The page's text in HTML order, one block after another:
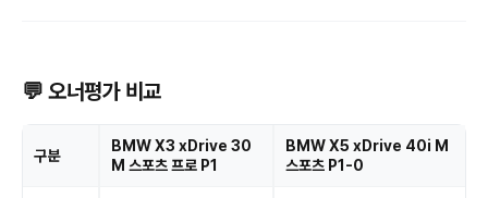
💬 오너평가 비교
구분
BMW X3 xDrive 30
M 스포츠 프로 P1
BMW X5 xDrive 40i M
스포츠 P1-0